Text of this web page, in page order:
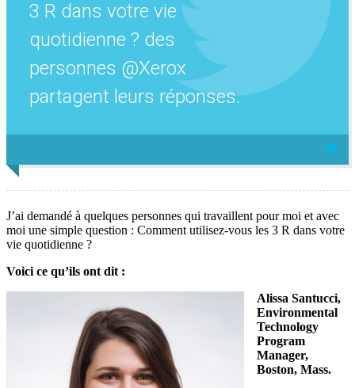
3 R dans votre vie
quotidienne ? des
personnes @Xerox
partagent leurs réponses.
J’ai demandé à quelques personnes qui travaillent pour moi et avec
moi une simple question : Comment utilisez-vous les 3 R dans votre
vie quotidienne ?
Voici ce qu’ils ont dit :
Alissa Santucci,
Environmental
Technology
Program
Manager,
Boston, Mass.